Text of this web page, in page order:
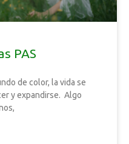
PAS
de color, la vida se
y expandirse. Algo